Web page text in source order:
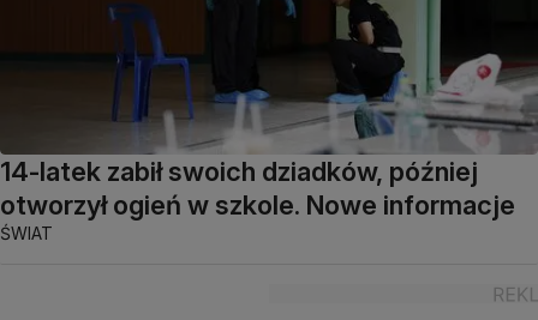
14-latek zabił swoich dziadków, później
otworzył ogień w szkole. Nowe informacje
ŚWIAT